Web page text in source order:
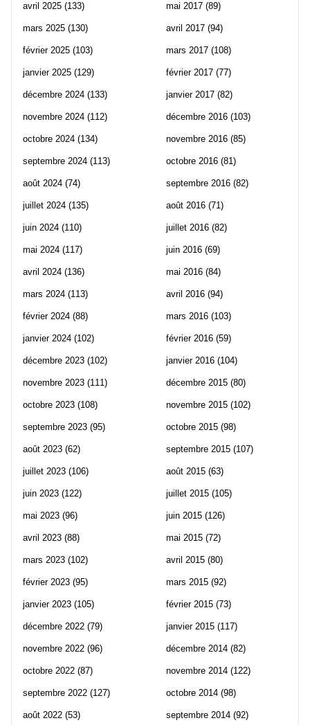
avril 2025 (133)
mars 2025 (130)
février 2025 (103)
janvier 2025 (129)
décembre 2024 (133)
novembre 2024 (112)
octobre 2024 (134)
septembre 2024 (113)
août 2024 (74)
juillet 2024 (135)
juin 2024 (110)
mai 2024 (117)
avril 2024 (136)
mars 2024 (113)
février 2024 (88)
janvier 2024 (102)
décembre 2023 (102)
novembre 2023 (111)
octobre 2023 (108)
septembre 2023 (95)
août 2023 (62)
juillet 2023 (106)
juin 2023 (122)
mai 2023 (96)
avril 2023 (88)
mars 2023 (102)
février 2023 (95)
janvier 2023 (105)
décembre 2022 (79)
novembre 2022 (96)
octobre 2022 (87)
septembre 2022 (127)
août 2022 (53)
mai 2017 (89)
avril 2017 (94)
mars 2017 (108)
février 2017 (77)
janvier 2017 (82)
décembre 2016 (103)
novembre 2016 (85)
octobre 2016 (81)
septembre 2016 (82)
août 2016 (71)
juillet 2016 (82)
juin 2016 (69)
mai 2016 (84)
avril 2016 (94)
mars 2016 (103)
février 2016 (59)
janvier 2016 (104)
décembre 2015 (80)
novembre 2015 (102)
octobre 2015 (98)
septembre 2015 (107)
août 2015 (63)
juillet 2015 (105)
juin 2015 (126)
mai 2015 (72)
avril 2015 (80)
mars 2015 (92)
février 2015 (73)
janvier 2015 (117)
décembre 2014 (82)
novembre 2014 (122)
octobre 2014 (98)
septembre 2014 (92)